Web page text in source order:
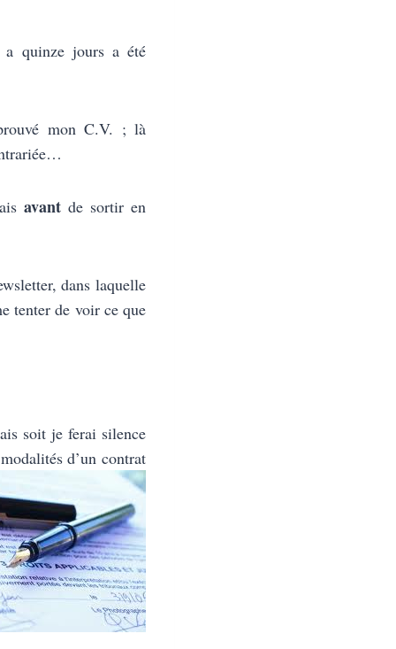
quinze jours a été
mon C.V. ; là
avant de sortir en
dans laquelle
tenter de voir ce que
soit je ferai silence
d’un contrat